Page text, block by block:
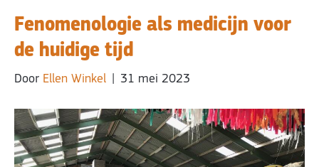
Fenomenologie als medicijn voor
de huidige tijd
Door Ellen Winkel 31 mei 2023